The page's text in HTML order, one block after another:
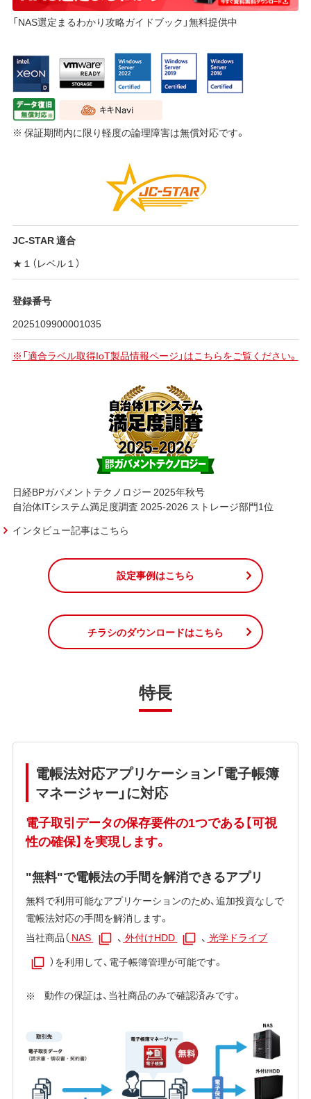
「NAS選定まるわかり攻略ガイドブック」無料提供中
※ 保証期間内に限り軽度の論理障害は無償対応です。
JC-STAR 適合
★１（レベル１）
登録番号
2025109900001035
※「適合ラベル取得IoT製品情報ページ」はこちらをご覧ください。
日経BPガバメントテクノロジー 2025年秋号
自治体ITシステム満足度調査 2025-2026 ストレージ部門1位
インタビュー記事はこちら
設定事例はこちら
チラシのダウンロードはこちら
特長
電帳法対応アプリケーション「電子帳簿
マネージャー」に対応
電子取引データの保存要件の1つである【可視
性の確保】を実現します。
"無料"で電帳法の手間を解消できるアプリ
無料で利用可能なアプリケーションのため、追加投資なしで
電帳法対応の手間を解消します。
当社商品（ NAS 、 外付けHDD 、 光学ドライブ
）を利用して、電子帳簿管理が可能です。
動作の保証は、当社商品のみで確認済みです。